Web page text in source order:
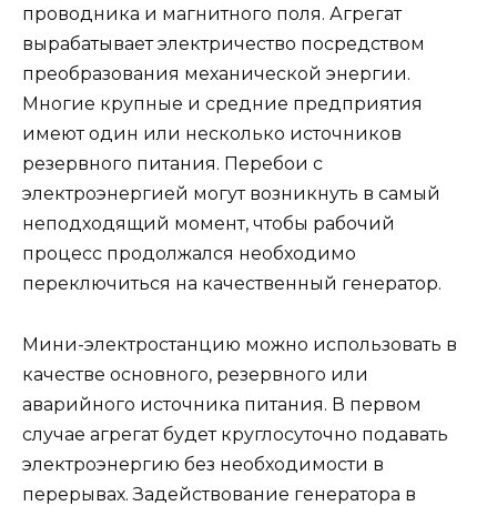
проводника и магнитного поля. Агрегат
вырабатывает электричество посредством
преобразования механической энергии.
Многие крупные и средние предприятия
имеют один или несколько источников
резервного питания. Перебои с
электроэнергией могут возникнуть в самый
неподходящий момент, чтобы рабочий
процесс продолжался необходимо
переключиться на качественный генератор.
Мини-электростанцию можно использовать в
качестве основного, резервного или
аварийного источника питания. В первом
случае агрегат будет круглосуточно подавать
электроэнергию без необходимости в
перерывах. Задействование генератора в